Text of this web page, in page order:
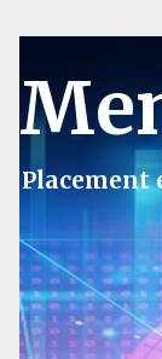
Placement